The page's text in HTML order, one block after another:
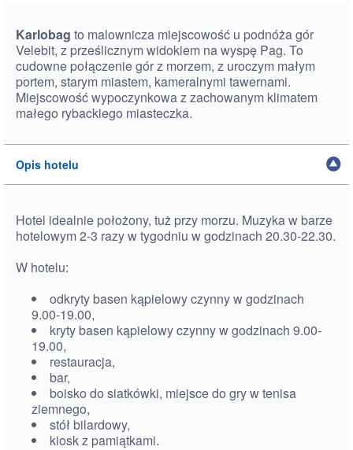
Karlobag to malownicza miejscowość u podnóża gór
Velebit, z prześlicznym widokiem na wyspę Pag. To
cudowne połączenie gór z morzem, z uroczym małym
portem, starym miastem, kameralnymi tawernami.
Miejscowość wypoczynkowa z zachowanym klimatem
małego rybackiego miasteczka.
Opis hotelu
Hotel idealnie położony, tuż przy morzu. Muzyka w barze
hotelowym 2-3 razy w tygodniu w godzinach 20.30-22.30.
W hotelu:
odkryty basen kąpielowy czynny w godzinach
9.00-19.00,
kryty basen kąpielowy czynny w godzinach 9.00-
19.00,
restauracja,
bar,
boisko do siatkówki, miejsce do gry w tenisa
ziemnego,
stół bilardowy,
kiosk z pamiątkami.